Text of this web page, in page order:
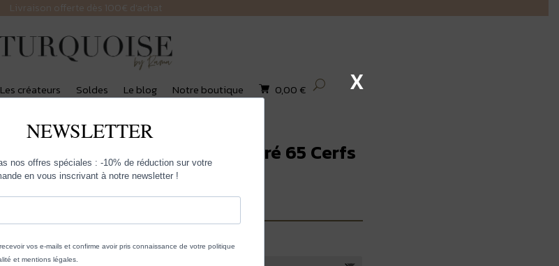
Livraison offerte dès 100€ d’achat
Les créateurs Soldes Le blog Notre boutique 0,00 €
Inoui Editions – Carré 65 Cerfs
Volants
X